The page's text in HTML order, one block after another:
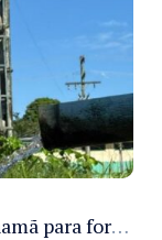
Cosama inicia força-tarefa em Anamã para fortalecer abastecimento de água e segurança hídrica da população